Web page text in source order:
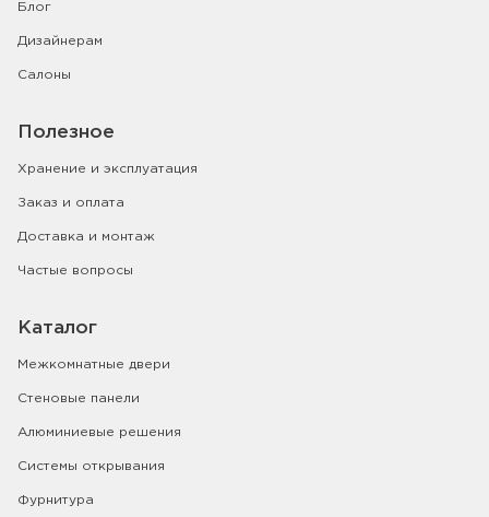
Блог
Дизайнерам
Салоны
Полезное
Хранение и эксплуатация
Заказ и оплата
Доставка и монтаж
Частые вопросы
Каталог
Межкомнатные двери
Стеновые панели
Алюминиевые решения
Системы открывания
Фурнитура